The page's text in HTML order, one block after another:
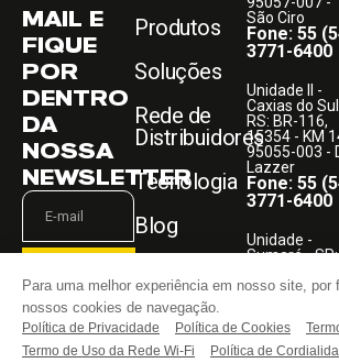
MAIL E
FIQUE
POR
DENTRO
DA
NOSSA
NEWSLETTER
Li e aceito o
bem como os
Produtos
Soluções
Rede de
Distribuidores
Tecnologia
Blog
Entre em
contato
São Ciro
Fone: 55
3771-6400
Unidade II -
Caxias do
RS: BR-116,
15354 - KM
95055-003 -
Lazzer
Fone: 55
3771-6400
Unidade -
Sumaré - SP:
Anhanguera,
Fone: 55
3771-6400
Para uma melhor experiência em nosso site, por
nossos cookies de navegação.
Política de Privacidade Política de Cookies
Termo de Uso da Rede Wi-Fi
Política de